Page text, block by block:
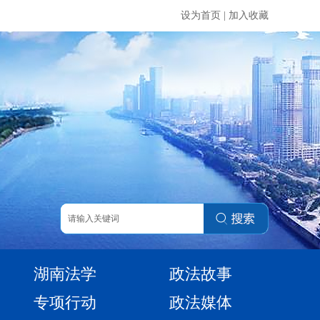
设为首页 加入收藏
湖南法学
政法故事
专项行动
政法媒体